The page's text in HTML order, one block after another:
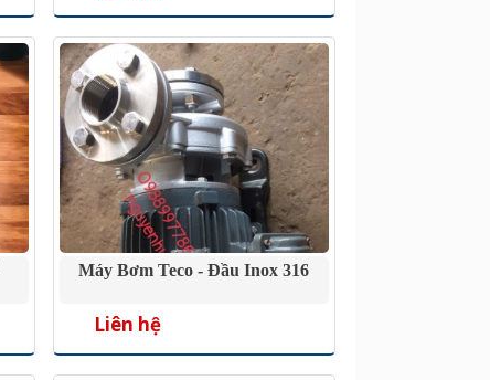
Máy Bơm Teco - Đầu Inox 316
Liên hệ